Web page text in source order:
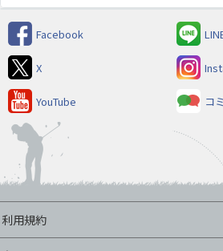
Facebook
X
YouTube コ
利用規約